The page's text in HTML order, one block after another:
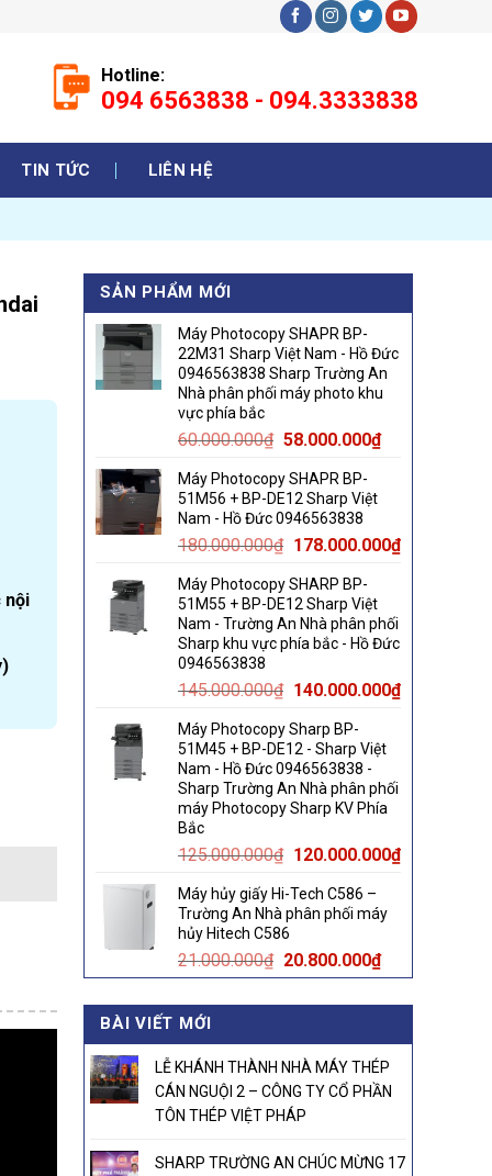
Hotline:
094 6563838 - 094.3333838
TIN TỨC LIÊN HỆ
SẢN PHẨM MỚI
Máy Photocopy SHAPR BP-
22M31 Sharp Việt Nam - Hồ Đức
0946563838 Sharp Trường An
Nhà phân phối máy photo khu
vực phía bắc
60.000.000₫ Original
was:
60.000.000₫.
58.000.000₫Current
Máy Photocopy SHAPR BP-
51M56 + BP-DE12 Sharp Việt
Nam - Hồ Đức 0946563838
180.000.000₫ Original
was:
180.000.000₫.
178.000.000₫Current
Máy Photocopy SHARP BP-
51M55 + BP-DE12 Sharp Việt
Nam - Trường An Nhà phân phối
Sharp khu vực phía bắc - Hồ Đức
0946563838
145.000.000₫ Original
was:
145.000.000₫.
140.000.000₫Current
Máy Photocopy Sharp BP-
51M45 + BP-DE12 - Sharp Việt
Nam - Hồ Đức 0946563838 -
Sharp Trường An Nhà phân phối
máy Photocopy Sharp KV Phía
Bắc
125.000.000₫ Original
was:
125.000.000₫.
120.000.000₫Current
Máy hủy giấy Hi-Tech C586 –
Trường An Nhà phân phối máy
hủy Hitech C586
21.000.000₫ Original
price
was:
20.800.000₫Current
price
is:
BÀI VIẾT MỚI
LỄ KHÁNH THÀNH NHÀ MÁY THÉP
CÁN NGUỘI 2 – CÔNG TY CỔ PHẦN
TÔN THÉP VIỆT PHÁP
SHARP TRƯỜNG AN CHÚC MỪNG 17
nội
1 pha. quantity